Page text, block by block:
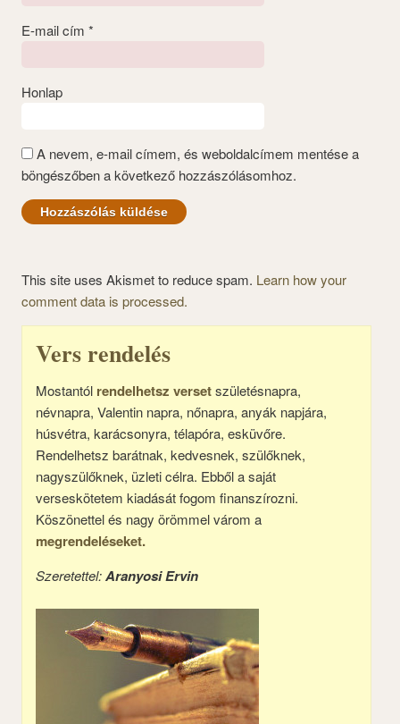
E-mail cím *
Honlap
A nevem, e-mail címem, és weboldalcímem mentése a
böngészőben a következő hozzászólásomhoz.
This site uses Akismet to reduce spam. Learn how your
comment data is processed.
Vers rendelés
Mostantól rendelhetsz versetszületésnapra,
névnapra, Valentin napra, nőnapra, anyák napjára,
húsvétra, karácsonyra, télapóra, esküvőre.
Rendelhetsz barátnak, kedvesnek, szülőknek,
nagyszülőknek, üzleti célra. Ebből a saját
verseskötetem kiadását fogom finanszírozni.
Köszönettel és nagy örömmel várom a
megrendeléseket.
Szeretettel:Aranyosi Ervin